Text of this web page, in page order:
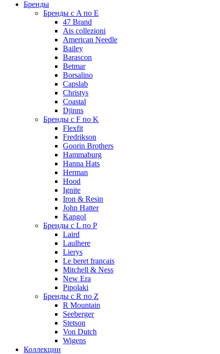
Бренды
Бренды с A по E
47 Brand
Ais collezioni
American Needle
Bailey
Barascon
Betmar
Borsalino
Capslab
Christys
Coastal
Djinns
Бренды с F по K
Flexfit
Fredrikson
Goorin Brothers
Hammaburg
Hanna Hats
Herman
Hood
Ignite
Iron & Resin
John Hatter
Kangol
Бренды с L по P
Laird
Laulhere
Lierys
Le beret francais
Mitchell & Ness
New Era
Pipolaki
Бренды с R по Z
R Mountain
Seeberger
Stetson
Von Dutch
Wigens
Коллекции